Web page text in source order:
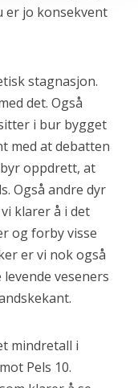
er jo konsekvent
stagnasjon.
det. Også
i bur bygget
med at debatten
oppdrett, at
Også andre dyr
klarer å i det
og forby visse
er vi nok også
veseners
mindretall i
Pels 10.